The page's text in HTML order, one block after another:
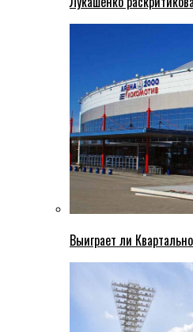
Выиграет ли